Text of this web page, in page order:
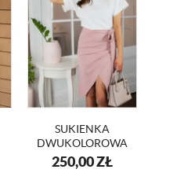
SUKIENKA
DWUKOLOROWA
BIAŁO- RÓŻOWA
LIZA KM337-1
250,00ZŁ